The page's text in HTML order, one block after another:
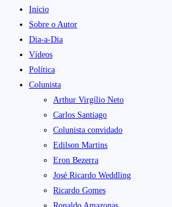
Início
Sobre o Autor
Dia-a-Dia
Vídeos
Política
Colunista
Arthur Virgílio Neto
Carlos Santiago
Colunista convidado
Edilson Martins
Eron Bezerra
José Ricardo Weddling
Ricardo Gomes